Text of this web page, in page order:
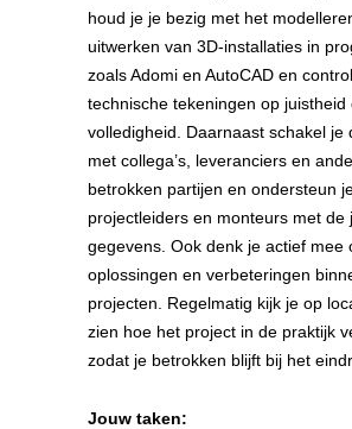
houd je je bezig met het
uitwerken van 3D-installaties in
zoals Adomi en AutoCAD en
technische tekeningen op juistheid
volledigheid. Daarnaast schakel je
met collega’s, leveranciers en
betrokken partijen en ondersteun
projectleiders en monteurs met de
gegevens. Ook denk je actief mee
oplossingen en verbeteringen
projecten. Regelmatig kijk je op
zien hoe het project in de praktijk
zodat je betrokken blijft bij het
Jouw taken: